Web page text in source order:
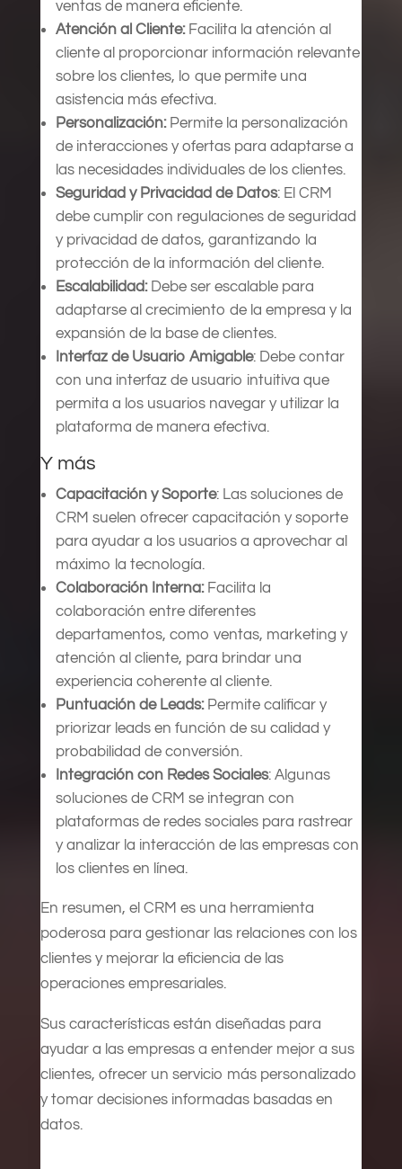
ventas de manera eficiente.
Atención al Cliente:Facilita la atención al
cliente al proporcionar información relevante
sobre los clientes, lo que permite una
asistencia más efectiva.
Personalización:Permite la personalización
de interacciones y ofertas para adaptarse a
las necesidades individuales de los clientes.
Seguridad y Privacidad de Datos: El CRM
debe cumplir con regulaciones de seguridad
y privacidad de datos, garantizando la
protección de la información del cliente.
Escalabilidad:Debe ser escalable para
adaptarse al crecimiento de la empresa y la
expansión de la base de clientes.
Interfaz de Usuario Amigable: Debe contar
con una interfaz de usuario intuitiva que
permita a los usuarios navegar y utilizar la
plataforma de manera efectiva.
Y más
Capacitación y Soporte: Las soluciones de
CRM suelen ofrecer capacitación y soporte
para ayudar a los usuarios a aprovechar al
máximo la tecnología.
Colaboración Interna:Facilita la
colaboración entre diferentes
departamentos, como ventas, marketing y
atención al cliente, para brindar una
experiencia coherente al cliente.
Puntuación de Leads:Permite calificar y
priorizar leads en función de su calidad y
probabilidad de conversión.
Integración con Redes Sociales: Algunas
soluciones de CRM se integran con
plataformas de redes sociales para rastrear
y analizar la interacción de las empresas con
los clientes en línea.
En resumen, el CRM es una herramienta
poderosa para gestionar las relaciones con los
clientes y mejorar la eficiencia de las
operaciones empresariales.
Sus características están diseñadas para
ayudar a las empresas a entender mejor a sus
clientes, ofrecer un servicio más personalizado
y tomar decisiones informadas basadas en
datos.